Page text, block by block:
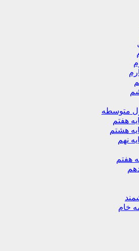
متوسطه
هفتم
هشتم
نهم
هفتم
خام